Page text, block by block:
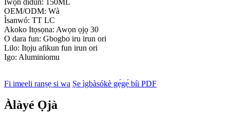
OEM/ODM: Wà
Ìsanwó: TT LC
Akoko Itọsọna: Awọn ọjọ 30
O dara fun: Gbogbo iru irun ori
Lilo: Itọju afikun fun irun ori
Igo: Aluminiomu
Fi imeeli ranṣẹ si wa Ṣe ìgbàsókè gẹ́gẹ́ bíi PDF
Àlàyé Ọjà